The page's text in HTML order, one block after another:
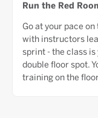
Run the Red
Go at your pace
with instructors
sprint - the class is
double floor spot.
training on the